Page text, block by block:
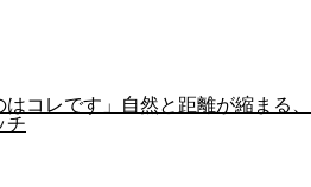
はコレです」自然と距離が縮まる、
チ